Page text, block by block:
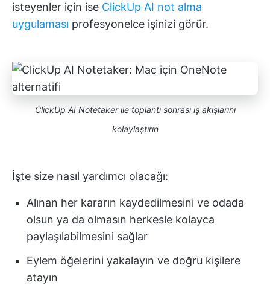
isteyenler için ise ClickUp AI not alma
uygulaması profesyonelce işinizi görür.
ClickUp AI Notetaker ile toplantı sonrası iş akışlarını
kolaylaştırın
İşte size nasıl yardımcı olacağı:
Alınan her kararın kaydedilmesini ve odada
olsun ya da olmasın herkesle kolayca
paylaşılabilmesini sağlar
Eylem öğelerini yakalayın ve doğru kişilere
atayın